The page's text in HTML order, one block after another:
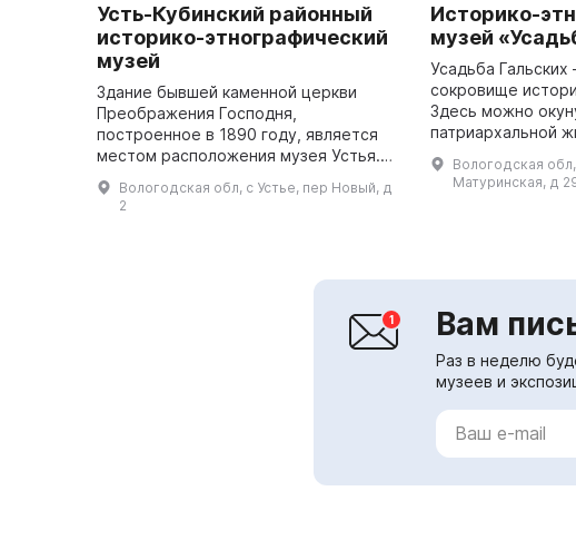
Усть-Кубинский районный
историко-этнографический
музей
Здание бывшей каменной церкви
Преображения Господня,
построенное в 1890 году, является
местом расположения музея Устья.
Он является одним из культурных
центров района и представляет
Вологодская обл, с Устье, пер Новый, д
2
Историко-
музей
Усадьба
сокровище
Здесь можно
патриархальной
полюбоваться на
конюшни,
маслобойни,
Вологодская
Матуринская, д
Вам
Раз в неделю
музеев и